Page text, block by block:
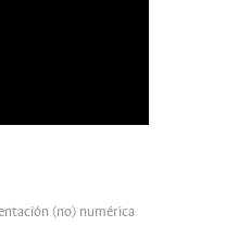
(no) numérica